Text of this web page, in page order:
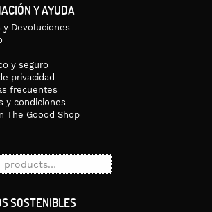
ropa básica duradera, sostenible y hecha
buscando siempre que sean fácilmente
de producción local y tejidos reciclados o
laborales dignas y salarios acordes
o devuélvela y entrará en un proceso
Y AYUDA
y Devoluciones
y seguro
privacidad
frecuentes
y condiciones
The Goood Shop
SOSTENIBLES